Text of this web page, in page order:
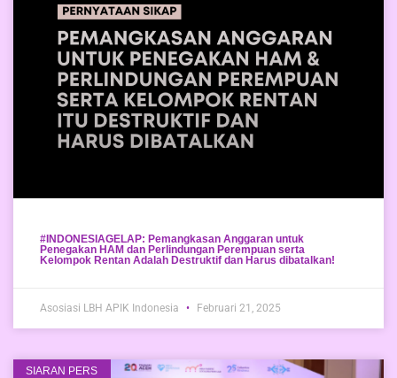
#INDONESIAGELAP: Pemangkasan Anggaran untuk
Penegakan HAM dan Perlindungan Perempuan serta
Kelompok Rentan Adalah Destruktif dan Harus dibatalkan!
Asosiasi LBH APIK Indonesia Februari 21, 2025
SIARAN PERS